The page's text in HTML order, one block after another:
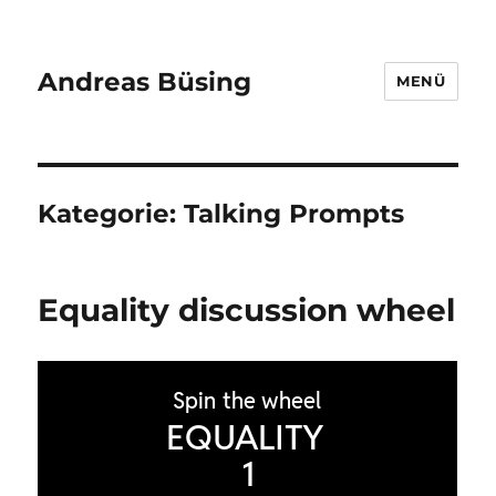
Andreas Büsing MENÜ
Kategorie:Talking Prompts
Equality discussion wheel